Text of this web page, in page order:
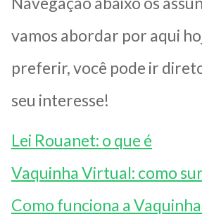
vamos abordar por aqui
preferir, você pode ir
seu interesse!
Lei Rouanet: o que é
Vaquinha Virtual: como
Como funciona a